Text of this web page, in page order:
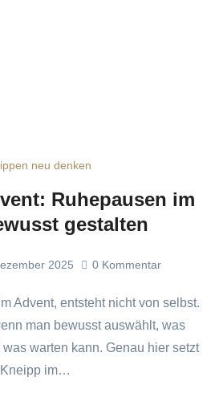
neu denken
Ruhepausen im
gestalten
2025 0 Kommentar
man bewusst auswählt, was
warten kann. Genau hier setzt
Kneipp im…